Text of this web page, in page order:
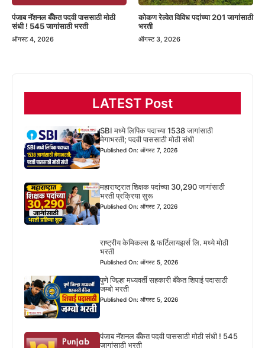
पंजाब नॅशनल बँकेत पदवी पाससाठी मोठी
संधी ! 545 जागांसाठी भरती
ऑगस्ट 4, 2026
कोकण रेल्वेत विविध पदांच्या 201 जागांसाठी
भरती
ऑगस्ट 3, 2026
LATEST Post
SBI मध्ये लिपिक पदाच्या 1538 जागांसाठी
मेगाभरती; पदवी पाससाठी मोठी संधी
Published On: ऑगस्ट 7, 2026
महाराष्ट्रात शिक्षक पदांच्या 30,290 जागांसाठी
भरती प्रक्रिया सुरू
Published On: ऑगस्ट 7, 2026
राष्ट्रीय केमिकल्स & फर्टिलायझर्स लि. मध्ये मोठी
भरती
Published On: ऑगस्ट 5, 2026
पुणे जिल्हा मध्यवर्ती सहकारी बँकेत शिपाई पदासाठी
जम्बो भरती
Published On: ऑगस्ट 5, 2026
पंजाब नॅशनल बँकेत पदवी पाससाठी मोठी संधी ! 545
जागांसाठी भरती